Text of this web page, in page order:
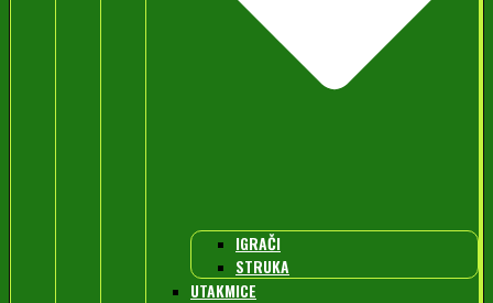
IGRAČI
STRUKA
UTAKMICE